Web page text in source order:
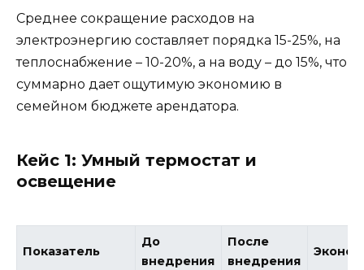
Среднее сокращение расходов на
электроэнергию составляет порядка 15-25%, на
теплоснабжение – 10-20%, а на воду – до 15%, что
суммарно дает ощутимую экономию в
семейном бюджете арендатора.
Кейс 1: Умный термостат и
освещение
Показатель
До
внедрения
После
внедрения